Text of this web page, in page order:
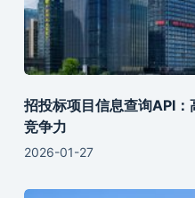
招投标项目信息查询API
竞争力
2026-01-27